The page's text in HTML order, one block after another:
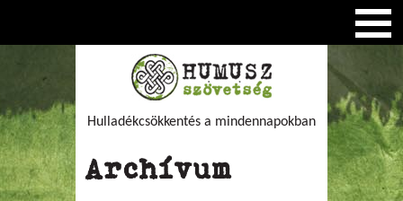
Hulladékcsökkentés a mindennapokban
Archívum